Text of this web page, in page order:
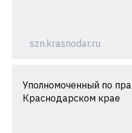
szn.krasnodar.ru
Уполномоченный по
Краснодарском крае